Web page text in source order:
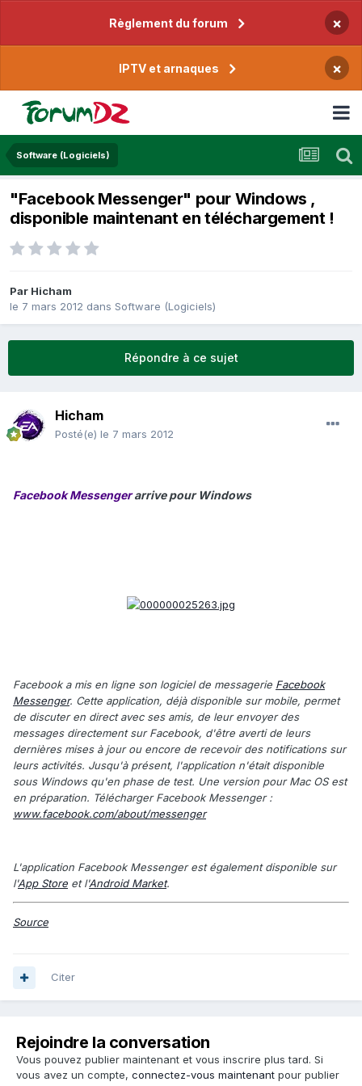
Règlement du forum ×
IPTV et arnaques ×
Software (Logiciels)
"Facebook Messenger" pour Windows ,
disponible maintenant en téléchargement !
Par Hicham
le 7 mars 2012 dans Software (Logiciels)
Répondre à ce sujet
Hicham
Posté(e) le 7 mars 2012
Facebook Messengerarrive pour Windows
Facebook a mis en ligne son logiciel de messagerie Facebook
Messenger. Cette application, déjà disponible sur mobile, permet
de discuter en direct avec ses amis, de leur envoyer des
messages directement sur Facebook, d'être averti de leurs
dernières mises à jour ou encore de recevoir des notifications sur
leurs activités. Jusqu'à présent, l'application n'était disponible
sous Windows qu'en phase de test. Une version pour Mac OS est
en préparation. Télécharger Facebook Messenger :
www.facebook.com/about/messenger
L'application Facebook Messenger est également disponible sur
l'App Store et l'Android Market.
Source
Citer
Rejoindre la conversation
Vous pouvez publier maintenant et vous inscrire plus tard. Si
vous avez un compte, connectez-vous maintenant pour publier